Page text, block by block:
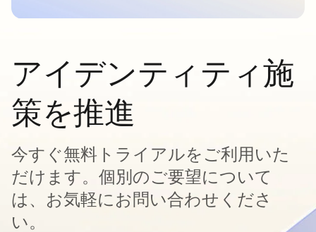
アイデンティティ施
策を推進
今すぐ無料トライアルをご利用いた
だけます。個別のご要望について
は、お気軽にお問い合わせくださ
い。